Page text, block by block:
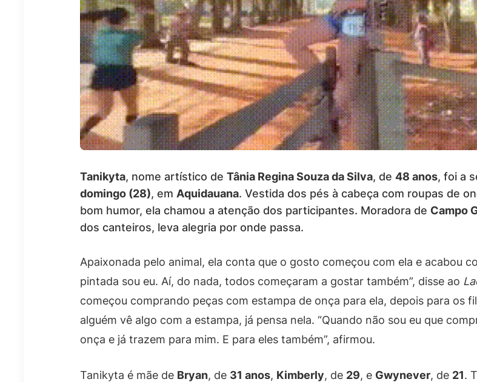
Tanikyta, nome artístico de Tânia Regina Souza da Silva, de 48 anos, foi a
domingo (28), em Aquidauana. Vestida dos pés à cabeça com roupas de
bom humor, ela chamou a atenção dos participantes. Moradora de Campo
dos canteiros, leva alegria por onde passa.
Apaixonada pelo animal, ela conta que o gosto começou com ela e acabou
pintada sou eu. Aí, do nada, todos começaram a gostar também”, disse ao
começou comprando peças com estampa de onça para ela, depois para os
alguém vê algo com a estampa, já pensa nela. “Quando não sou eu que
onça e já trazem para mim. E para eles também”, afirmou.
Tanikyta é mãe de Bryan, de 31 anos, Kimberly, de 29, e Gwynever, de 21.